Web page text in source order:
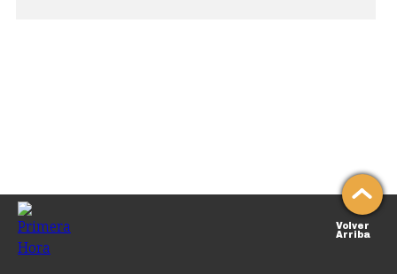
Volver
Arriba